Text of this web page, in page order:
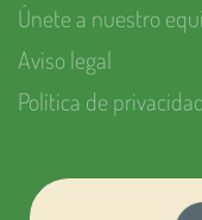
Únete a nuestro
Aviso legal
Política de privacidad